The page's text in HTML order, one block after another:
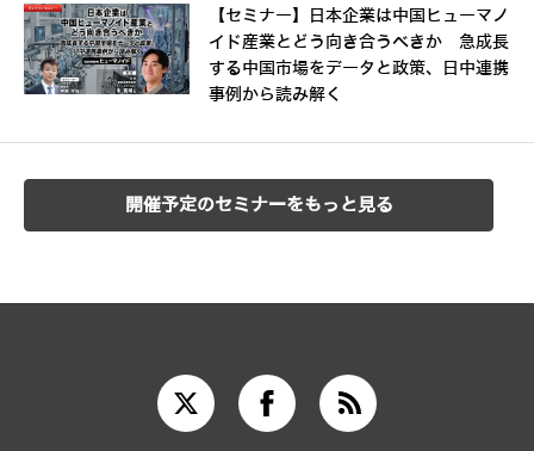
【セミナー】日本企業は中国ヒューマノ
イド産業とどう向き合うべきか 急成長
する中国市場をデータと政策、日中連携
事例から読み解く
開催予定のセミナーをもっと見る